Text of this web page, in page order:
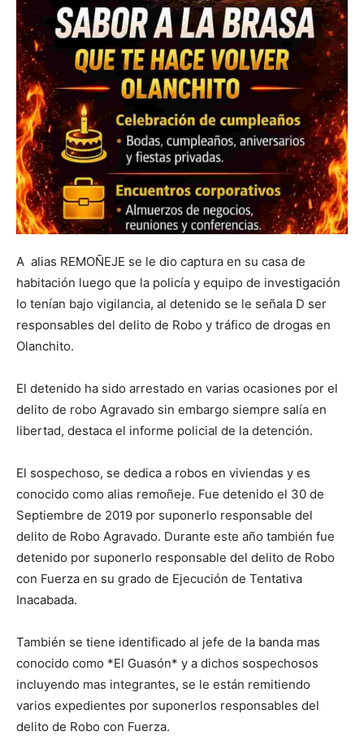
A alias REMOÑEJE se le dio captura en su casa de
habitación luego que la policía y equipo de investigación
lo tenían bajo vigilancia, al detenido se le señala D ser
responsables del delito de Robo y tráfico de drogas en
Olanchito.
El detenido ha sido arrestado en varias ocasiones por el
delito de robo Agravado sin embargo siempre salía en
libertad, destaca el informe policial de la detención.
El sospechoso, se dedica a robos en viviendas y es
conocido como alias remoñeje. Fue detenido el 30 de
Septiembre de 2019 por suponerlo responsable del
delito de Robo Agravado. Durante este año también fue
detenido por suponerlo responsable del delito de Robo
con Fuerza en su grado de Ejecución de Tentativa
Inacabada.
También se tiene identificado al jefe de la banda mas
conocido como *El Guasón* y a dichos sospechosos
incluyendo mas integrantes, se le están remitiendo
varios expedientes por suponerlos responsables del
delito de Robo con Fuerza.